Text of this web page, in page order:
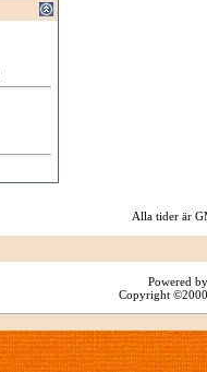
Alla tider är
Powered
Copyright